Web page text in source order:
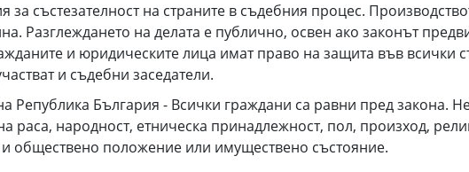
за състезателност на страните в съдебния процес.
Разглеждането на делата е публично, освен ако законът
и юридическите лица имат право на защита във всички
и съдебни заседатели.
Република България - Всички граждани са равни пред закона.
раса, народност, етническа принадлежност, пол, произход,
обществено положение или имуществено състояние.